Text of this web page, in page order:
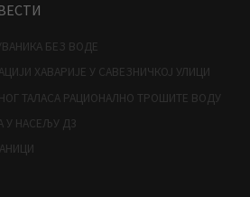
БЕЗ ВОДЕ
ХАВАРИЈЕ У САВЕЗНИЧКОЈ УЛИЦИ
ТАЛАСА РАЦИОНАЛНО ТРОШИТЕ ВОДУ
У НАСЕЉУ Д3